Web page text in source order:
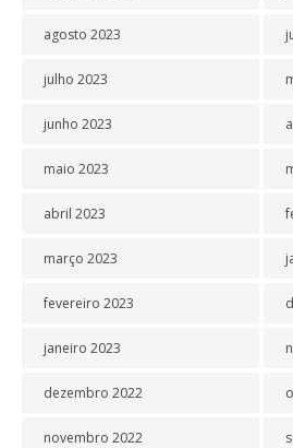
agosto 2023
julho 2023
junho 2023
maio 2023
abril 2023
março 2023
fevereiro 2023
janeiro 2023
dezembro 2022
novembro 2022